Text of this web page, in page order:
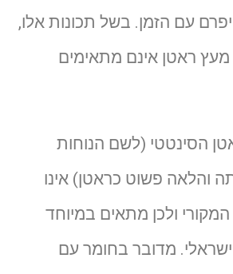
עם הזמן. בשל תכונות אלו,
מעץ ראטן אינם מתאימים
הסינטטי (לשם הנוחות
והלאה פשוט כראטן) אינו
ולכן מתאים במיוחד
מדובר בחומר עם